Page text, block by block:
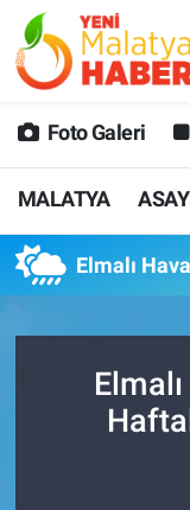
Foto Galeri
MALATYA
Elmalı
MALATYA
GÜNCEL
SPOR
SAĞLIK
DİĞER
Malatya
MALATYA
Malatya
Süper Lig
Tüm
Son Dakika